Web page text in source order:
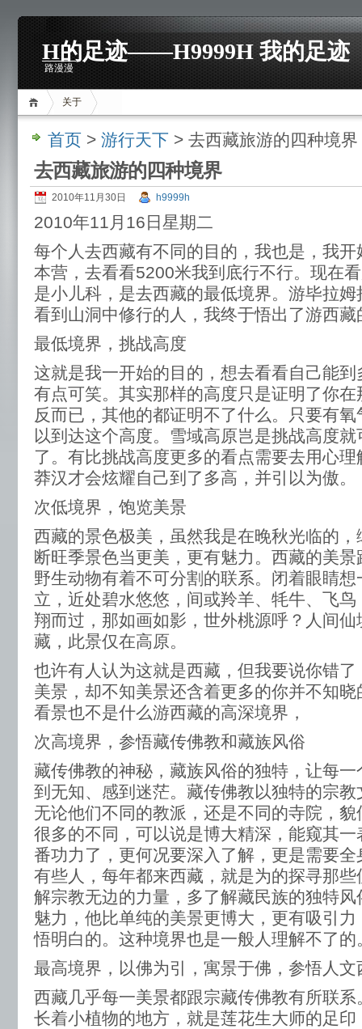
H的足迹——H9999H 我的足迹
路漫漫
关于
首页 > 游行天下 > 去西藏旅游的四种境界
去西藏旅游的四种境界
2010年11月30日 h9999h
2010年11月16日星期二
每个人去西藏有不同的目的，我也是，我
本营，去看看5200米我到底行不行。现在
是小儿科，是去西藏的最低境界。游毕拉
看到山洞中修行的人，我终于悟出了游西藏
最低境界，挑战高度
这就是我一开始的目的，想去看看自己能
有点可笑。其实那样的高度只是证明了你
反而已，其他的都证明不了什么。只要有
以到达这个高度。雪域高原岂是挑战高度
了。有比挑战高度更多的看点需要去用心
莽汉才会炫耀自己到了多高，并引以为傲。
次低境界，饱览美景
西藏的景色极美，虽然我是在晚秋光临的
断旺季景色当更美，更有魅力。西藏的美
野生动物有着不可分割的联系。闭着眼睛
立，近处碧水悠悠，间或羚羊、牦牛、飞
翔而过，那如画如影，世外桃源呼？人间
藏，此景仅在高原。
也许有人认为这就是西藏，但我要说你错
美景，却不知美景还含着更多的你并不知
看景也不是什么游西藏的高深境界，
次高境界，参悟藏传佛教和藏族风俗
藏传佛教的神秘，藏族风俗的独特，让每
到无知、感到迷茫。藏传佛教以独特的宗
无论他们不同的教派，还是不同的寺院，
很多的不同，可以说是博大精深，能窥其
番功力了，更何况要深入了解，更是需要
有些人，每年都来西藏，就是为的探寻那
解宗教无边的力量，多了解藏民族的独特
魅力，他比单纯的美景更博大，更有吸引
悟明白的。这种境界也是一般人理解不了的
最高境界，以佛为引，寓景于佛，参悟人
西藏几乎每一美景都跟宗藏传佛教有所联
长着小植物的地方，就是莲花生大师的足